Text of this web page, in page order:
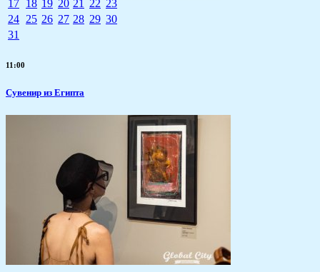
17 18 19 20 21 22 23
24 25 26 27 28 29 30
31
11:00
Сувенир из Египта